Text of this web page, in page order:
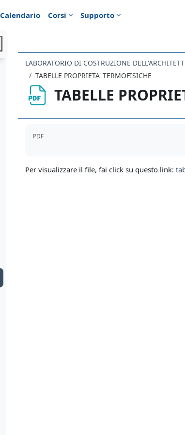
Calendario Corsi Supporto
TABELLE PROPRIETA' TERMOFISICHE
TABELLE
PDF
Per visualizzare il file, fai click su questo link: